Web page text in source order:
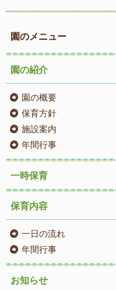
園のメニュー
園の紹介
園の概要
保育方針
施設案内
年間行事
一時保育
保育内容
一日の流れ
年間行事
お知らせ